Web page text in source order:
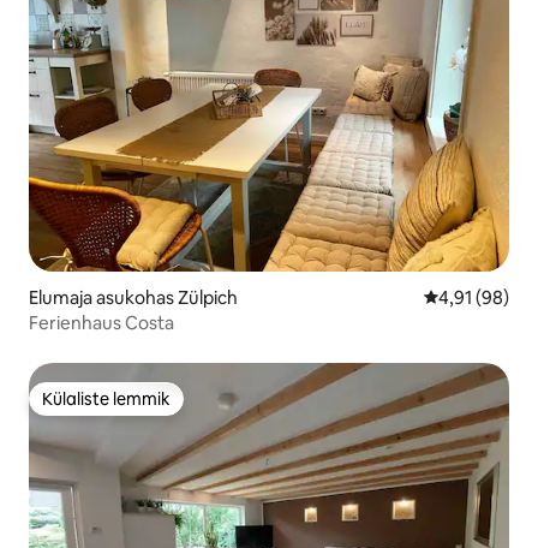
Elumaja asukohas Zülpich Keskmine
4,91 (98)
Ferienhaus Costa
Külaliste lemmik
Külaliste lemmik